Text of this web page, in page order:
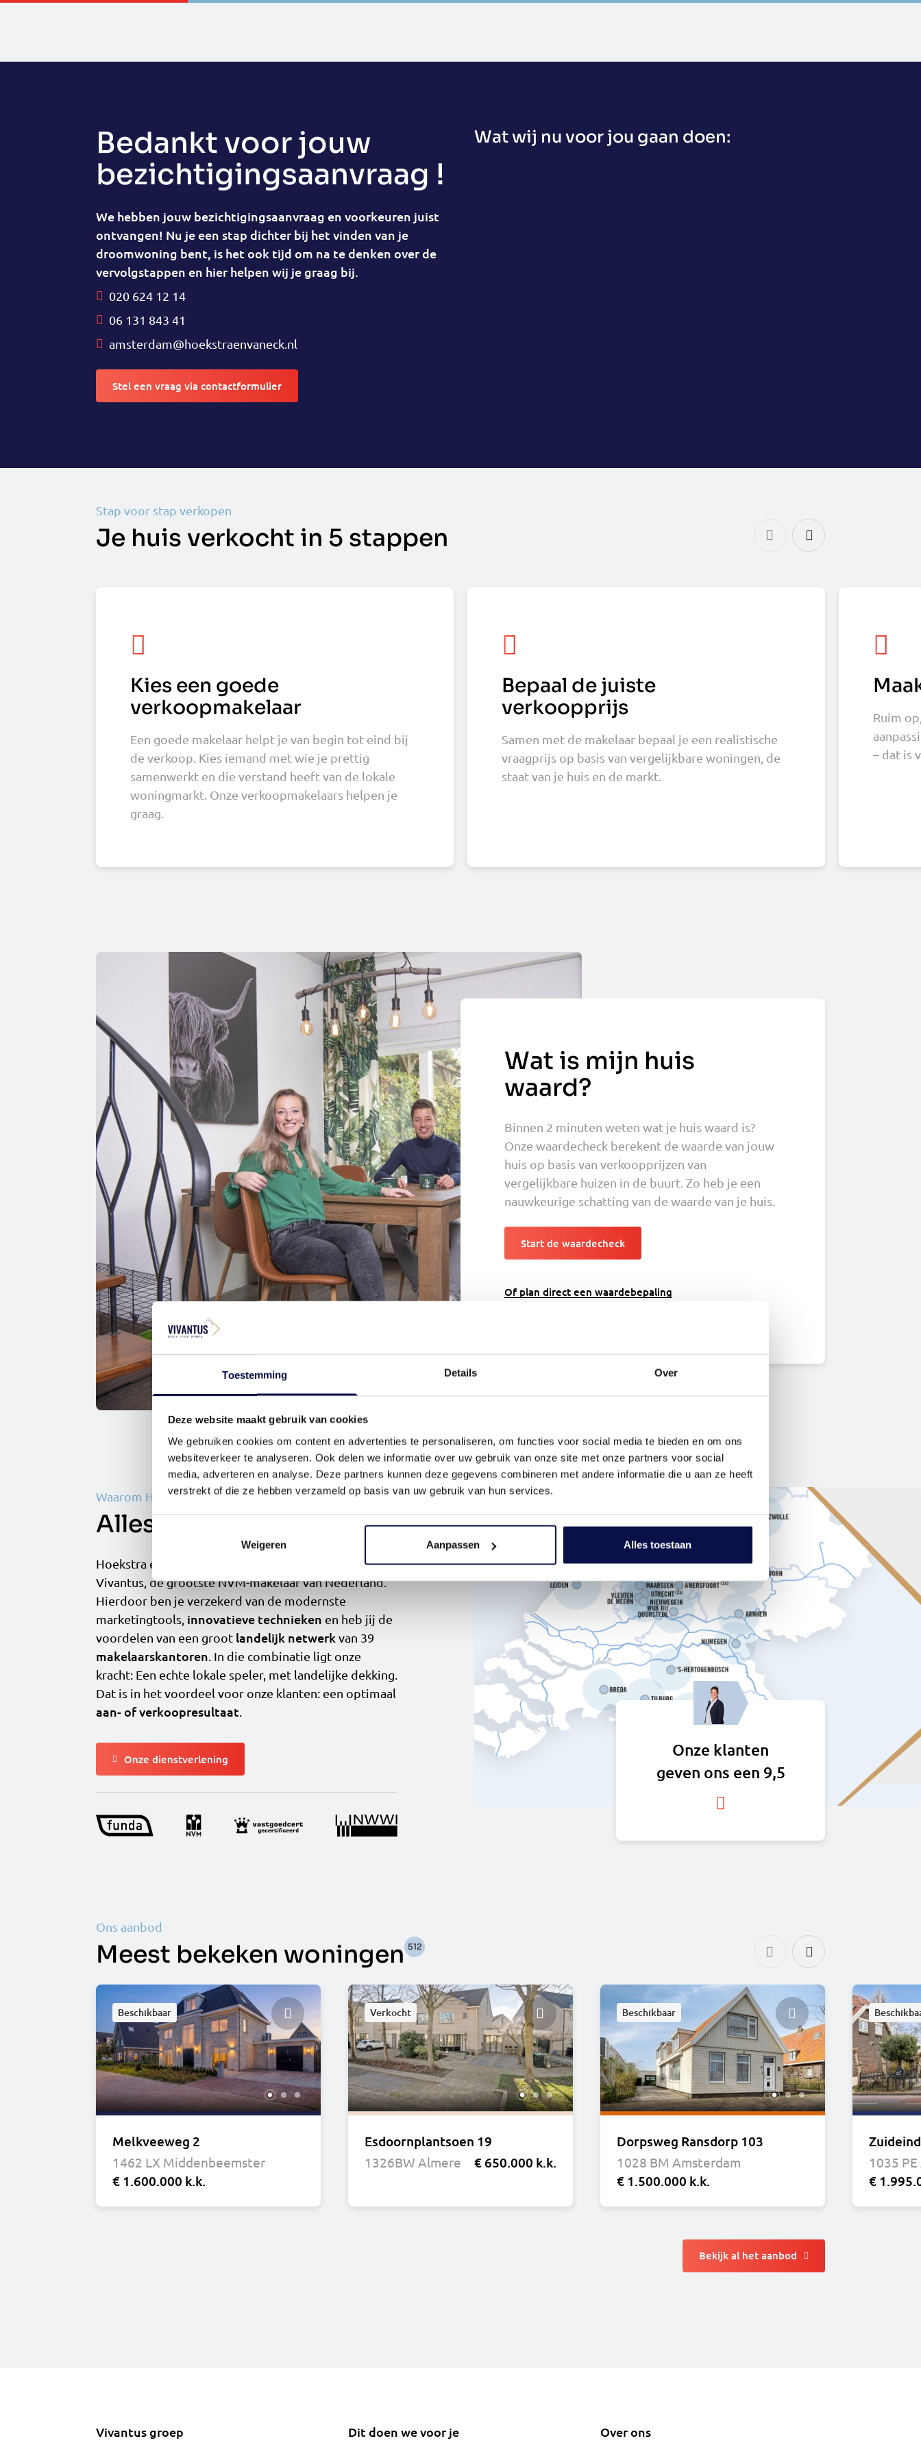
Toestemming Details Over
Deze website maakt gebruik van cookies
We gebruiken cookies om content en advertenties te personaliseren, om functies voor social media te bieden en om ons
websiteverkeer te analyseren. Ook delen we informatie over uw gebruik van onze site met onze partners voor social
media, adverteren en analyse. Deze partners kunnen deze gegevens combineren met andere informatie die u aan ze heeft
verstrekt of die ze hebben verzameld op basis van uw gebruik van hun services.
Weigeren Aanpassen Alles toestaan
Bedankt voor jouw
bezichtigingsaanvraag !
We hebben jouw bezichtigingsaanvraag en voorkeuren juist
ontvangen! Nu je een stap dichter bij het vinden van je
droomwoning bent, is het ook tijd om na te denken over de
vervolgstappen en hier helpen wij je graag bij.
020 624 12 14
06 131 843 41
amsterdam@hoekstraenvaneck.nl
Stel een vraag via contactformulier
Wat wij nu voor jou gaan doen:
Stap voor stap verkopen
Je huis verkocht in 5 stappen
Kies een goede
verkoopmakelaar
Een goede makelaar helpt je van begin tot eind bij
de verkoop. Kies iemand met wie je prettig
samenwerkt en die verstand heeft van de lokale
woningmarkt. Onze verkoopmakelaars helpen je
graag.
Bepaal de juiste
verkoopprijs
Samen met de makelaar bepaal je een realistische
vraagprijs op basis van vergelijkbare woningen, de
staat van je huis en de markt.
Ruim
– dat is
Wat is mijn huis
waard?
Binnen 2 minuten weten wat je huis waard is?
Onze waardecheck berekent de waarde van jouw
huis op basis van verkoopprijzen van
vergelijkbare huizen in de buurt. Zo heb je een
nauwkeurige schatting van de waarde van je huis.
Start de waardecheck
Of plan direct een waardebepaling
Waarom Hoekstra en Van Eck Makelaars?
Alles onder één dak
Hoekstra en Van Eck Makelaars is onderdeel van
Vivantus, de grootste NVM-makelaar van Nederland.
Hierdoor ben je verzekerd van de modernste
marketingtools, innovatieve technieken en heb jij de
voordelen van een groot landelijk netwerkvan 39
makelaarskantoren. In die combinatie ligt onze
kracht: Een echte lokale speler, met landelijke dekking.
Dat is in het voordeel voor onze klanten: een optimaal
aan- of verkoopresultaat.
Onze dienstverlening
Onze klanten
geven ons een 9,5
Ons aanbod
Meest bekeken woningen 512
Beschikbaar
Melkveeweg 2
1462 LX Middenbeemster
€ 1.600.000 k.k.
Verkocht
Esdoornplantsoen 19
1326BW Almere € 650.000 k.k.
Beschikbaar
Dorpsweg Ransdorp 103
1028 BM Amsterdam
€ 1.500.000 k.k.
1035
€
Bekijk al het aanbod
Vivantus groep Dit doen we voor je Over ons